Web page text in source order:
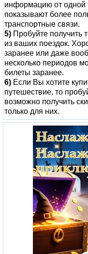
информацию от одной
показывают более
транспортные связи.
5) Пробуйте
из ваших поездок.
заранее или даже
несколько периодов
билеты заранее.
6) Если Вы хотите
путешествие, то
возможно получить
только для них.